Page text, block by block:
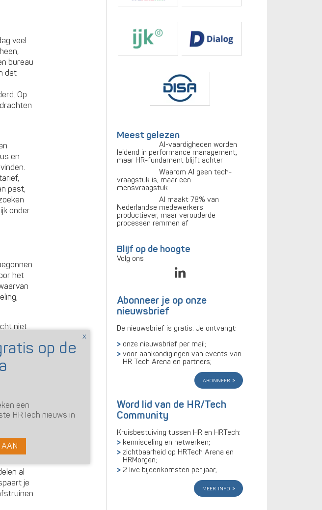
veel
bureau
dat
Op
en
past,
onder
het
niet
als
van
actief
ook
één
al
je
Meest gelezen
AI-vaardigheden worden
leidend in performance management,
maar HR-fundament blijft achter
Waarom AI geen tech-
vraagstuk is, maar een
mensvraagstuk
AI maakt 78% van
Nederlandse medewerkers
productiever, maar verouderde
processen remmen af
Blijf op de hoogte
Volg ons
Abonneer je op onze
nieuwsbrief
De nieuwsbrief is gratis. Je ontvangt:
onze nieuwsbrief per mail;
voor-aankondigingen van events van
HR Tech Arena en partners;
abonneer
Word lid van de HR/Tech
Community
Kruisbestuiving tussen HR en HRTech:
kennisdeling en netwerken;
zichtbaarheid op HRTech Arena en
HRMorgen;
2 live bijeenkomsten per jaar;
meer info
een
HRTech nieuws in